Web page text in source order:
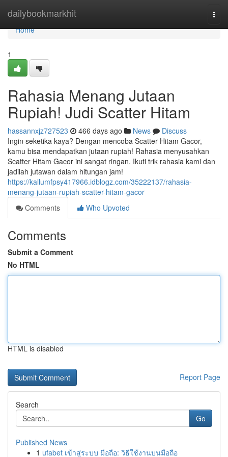
dailybookmarkhit
Home
Home
1
Rahasia Menang Jutaan
Rupiah! Judi Scatter Hitam
hassannxjz727523 466 days ago News
Discuss
Ingin seketika kaya? Dengan mencoba Scatter Hitam Gacor,
kamu bisa mendapatkan jutaan rupiah! Rahasia menyusahkan
Scatter Hitam Gacor ini sangat ringan. Ikuti trik rahasia kami dan
jadilah jutawan dalam hitungan jam!
https://kallumfpsy417966.idblogz.com/35222137/rahasia-
menang-jutaan-rupiah-scatter-hitam-gacor
Comments
Who Upvoted
Comments
Submit a Comment
No HTML
HTML is disabled
Report Page
Search
Go
Published News
1 ufabet เข้าสู่ระบบ มือถือ: วิธีใช้งานบนมือถือ